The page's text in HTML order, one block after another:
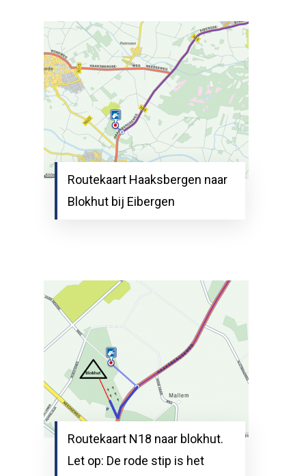
Routekaart Haaksbergen naar
Blokhut bij Eibergen
Routekaart N18 naar blokhut.
Let op: De rode stip is het